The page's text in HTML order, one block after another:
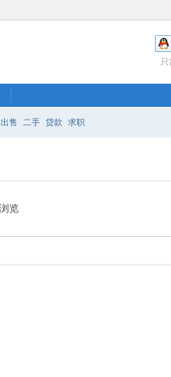
只
出售 二手 贷款 求职
览